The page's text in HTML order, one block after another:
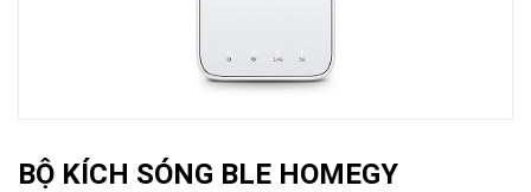
BỘ KÍCH SÓNG BLE HOMEGY